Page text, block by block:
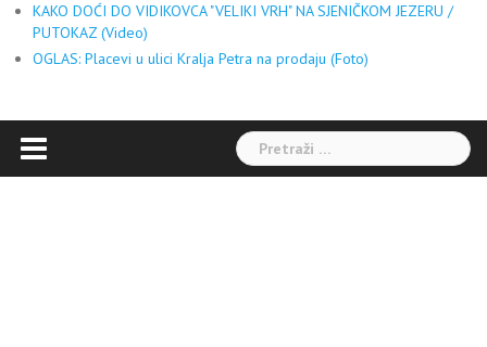
KAKO DOĆI DO VIDIKOVCA "VELIKI VRH" NA SJENIČKOM JEZERU /
PUTOKAZ (Video)
OGLAS: Placevi u ulici Kralja Petra na prodaju (Foto)
Pretraga: